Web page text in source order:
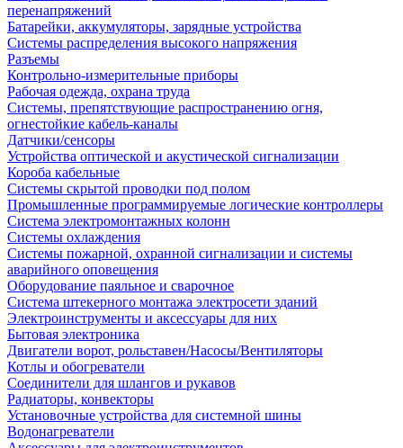
перенапряжений
Батарейки, аккумуляторы, зарядные устройства
Системы распределения высокого напряжения
Разъемы
Контрольно-измерительные приборы
Рабочая одежда, охрана труда
Системы, препятствующие распространению огня,
огнестойкие кабель-каналы
Датчики/сенсоры
Устройства оптической и акустической сигнализации
Короба кабельные
Системы скрытой проводки под полом
Промышленные программируемые логические контроллеры
Система электромонтажных колонн
Системы охлаждения
Системы пожарной, охранной сигнализации и системы
аварийного оповещения
Оборудование паяльное и сварочное
Система штекерного монтажа электросети зданий
Электроинструменты и аксессуары для них
Бытовая электроника
Двигатели ворот, рольставен/Насосы/Вентиляторы
Котлы и обогреватели
Соединители для шлангов и рукавов
Радиаторы, конвекторы
Установочные устройства для системной шины
Водонагреватели